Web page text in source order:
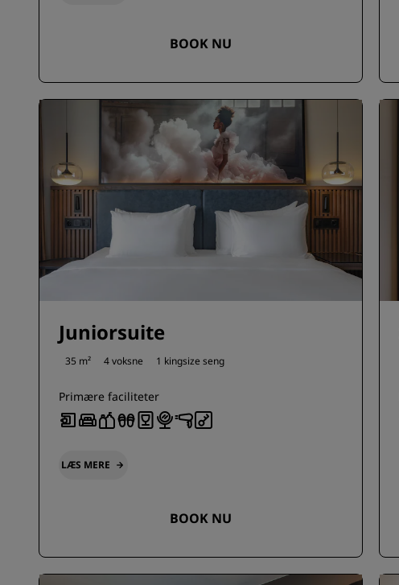
BOOK NU
Juniorsuite
35 m² 4 voksne 1 kingsize seng
Primære faciliteter
LÆS MERE
BOOK NU